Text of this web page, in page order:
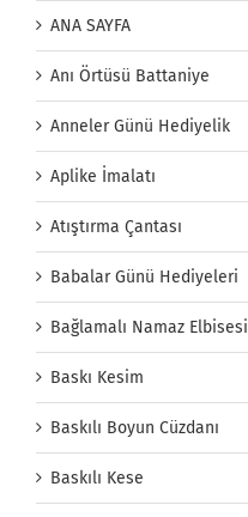
ANA SAYFA
Anı Örtüsü Battaniye
Anneler Günü Hediyelik
Aplike İmalatı
Atıştırma Çantası
Babalar Günü Hediyeleri
Bağlamalı Namaz Elbisesi
Baskı Kesim
Baskılı Boyun Cüzdanı
Baskılı Kese